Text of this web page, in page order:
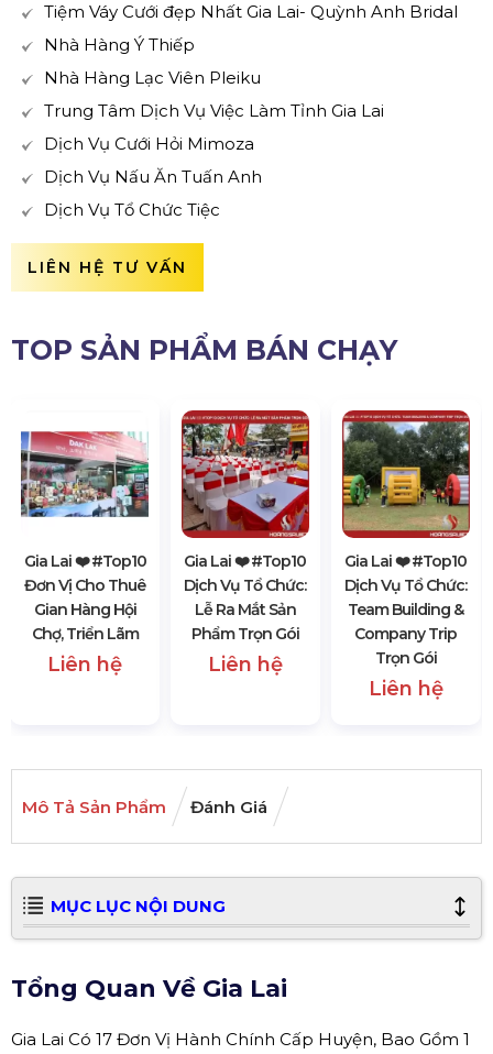
Tiệm Váy Cưới đẹp Nhất Gia Lai- Quỳnh Anh Bridal
Nhà Hàng Ý Thiếp
Nhà Hàng Lạc Viên Pleiku
Trung Tâm Dịch Vụ Việc Làm Tỉnh Gia Lai
Dịch Vụ Cưới Hỏi Mimoza
Dịch Vụ Nấu Ăn Tuấn Anh
Dịch Vụ Tổ Chức Tiệc
LIÊN HỆ TƯ VẤN
TOP SẢN PHẨM BÁN CHẠY
Gia Lai ❤️️ #top10
Đơn Vị Cho Thuê
Gian Hàng Hội
Chợ, Triển Lãm
Liên hệ
Gia Lai ❤️️ #top10
Dịch Vụ Tổ Chức:
Lễ Ra Mắt Sản
Phẩm Trọn Gói
Liên hệ
Gia Lai ❤️️ #top10
Dịch Vụ Tổ Chức:
Team Building &
Company Trip
Trọn Gói
Liên hệ
Mô Tả Sản Phẩm Đánh Giá
MỤC LỤC NỘI DUNG
Tổng Quan Về Gia Lai
Gia Lai Có 17 Đơn Vị Hành Chính Cấp Huyện, Bao Gồm 1